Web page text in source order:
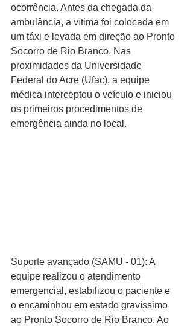
ocorrência. Antes da chegada da
ambulância, a vítima foi colocada em
um táxi e levada em direção ao Pronto
Socorro de Rio Branco. Nas
proximidades da Universidade
Federal do Acre (Ufac), a equipe
médica interceptou o veículo e iniciou
os primeiros procedimentos de
emergência ainda no local.
Suporte avançado (SAMU - 01): A
equipe realizou o atendimento
emergencial, estabilizou o paciente e
o encaminhou em estado gravíssimo
ao Pronto Socorro de Rio Branco. Ao